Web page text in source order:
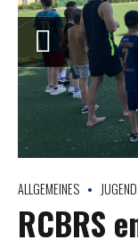
ALLGEMEINES JUGEND
RCBRS